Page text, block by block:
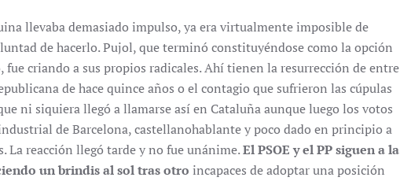
llevaba demasiado impulso, ya era virtualmente imposible de
de hacerlo. Pujol, que terminó constituyéndose como la opción
fue criando a sus propios radicales. Ahí tienen la resurrección de entre
de hace quince años o el contagio que sufrieron las cúpulas
ni siquiera llegó a llamarse así en Cataluña aunque luego los votos
de Barcelona, castellanohablante y poco dado en principio a
La reacción llegó tarde y no fue unánime.El PSOE y el PP siguen a la
un brindis al sol tras otro incapaces de adoptar una posición